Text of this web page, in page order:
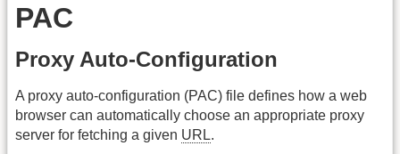
PAC
Proxy Auto-Configuration
A proxy auto-configuration (PAC) file defines how a web
browser can automatically choose an appropriate proxy
server for fetching a given URL.